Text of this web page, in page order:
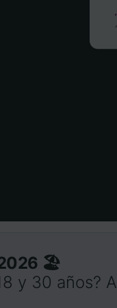
🏖️
y 30 años?